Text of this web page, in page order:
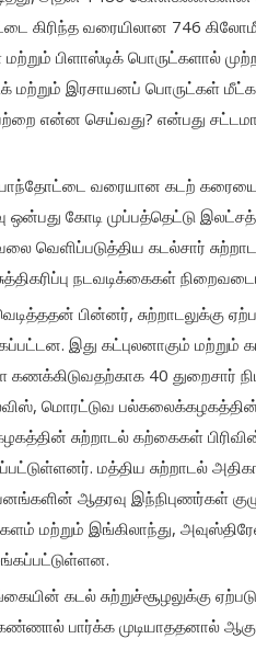
கிரிந்த வரையிலான 746
மற்றும் பிளாஸ்டிக் பொருட்களால்
மற்றும் இரசாயனப் பொருட்கள்
என்ன செய்வது? என்பது
வரையான கடற் கரையை
கோடி முப்பத்தெட்டு
வெளிப்படுத்திய கடல்சார்
நடவடிக்கைகள்
பின்னர், சுற்றாடலுக்கு
இது கட்புலனாகும் மற்றும்
கணக்கிடுவதற்காக 40 துறைசார்
மொரட்டுவ
சுற்றாடல் கற்கைகள்
மத்திய சுற்றாடல்
ஆதரவு இந்நிபுணர்கள்
மற்றும் இங்கிலாந்து,
கடல் சுற்றுச்சூழலுக்கு
பார்க்க முடியாததனால்